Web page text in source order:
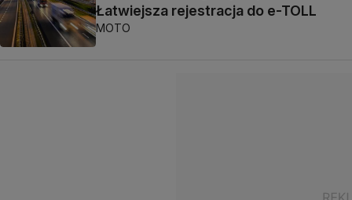
Łatwiejsza rejestracja do e-TOLL
MOTO